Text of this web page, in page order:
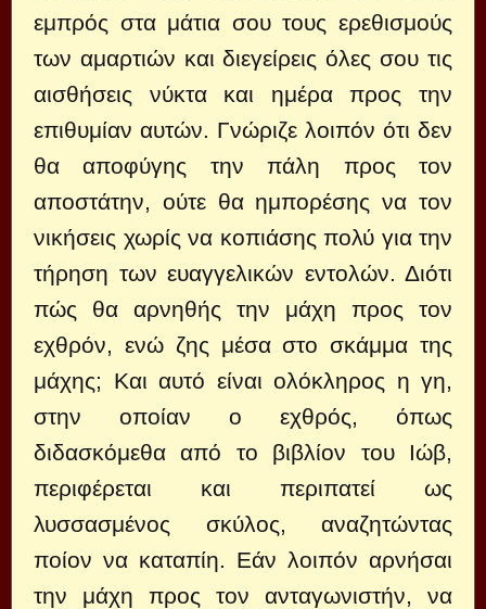
εμπρός στα μάτια σου τους ερεθισμούς
των αμαρτιών και διεγείρεις όλες σου τις
αισθήσεις νύκτα και ημέρα προς την
επιθυμίαν αυτών. Γνώριζε λοιπόν ότι δεν
θα αποφύγης την πάλη προς τον
αποστάτην, ούτε θα ημπορέσης να τον
νικήσεις χωρίς να κοπιάσης πολύ για την
τήρηση των ευαγγελικών εντολών. Διότι
πώς θα αρνηθής την μάχη προς τον
εχθρόν, ενώ ζης μέσα στο σκάμμα της
μάχης; Και αυτό είναι ολόκληρος η γη,
στην οποίαν ο εχθρός, όπως
διδασκόμεθα από το βιβλίον του Ιώβ,
περιφέρεται και περιπατεί ως
λυσσασμένος σκύλος, αναζητώντας
ποίον να καταπίη. Εάν λοιπόν αρνήσαι
την μάχη προς τον ανταγωνιστήν, να